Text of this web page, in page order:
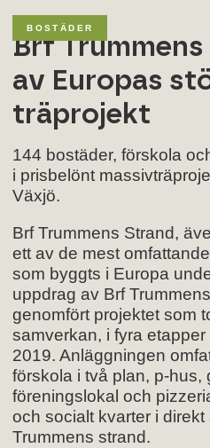
BOSTÄDER
Brf
av Europas
träprojekt
144 bostäder, förskola
i prisbelönt
Växjö.
Brf Trummens Strand,
ett av de mest
som byggts i Europa
uppdrag av Brf
genomfört projektet som
samverkan, i fyra
2019. Anläggningen
förskola i två plan, p-hus,
föreningslokal och
och socialt kvarter i direkt
Trummens strand.